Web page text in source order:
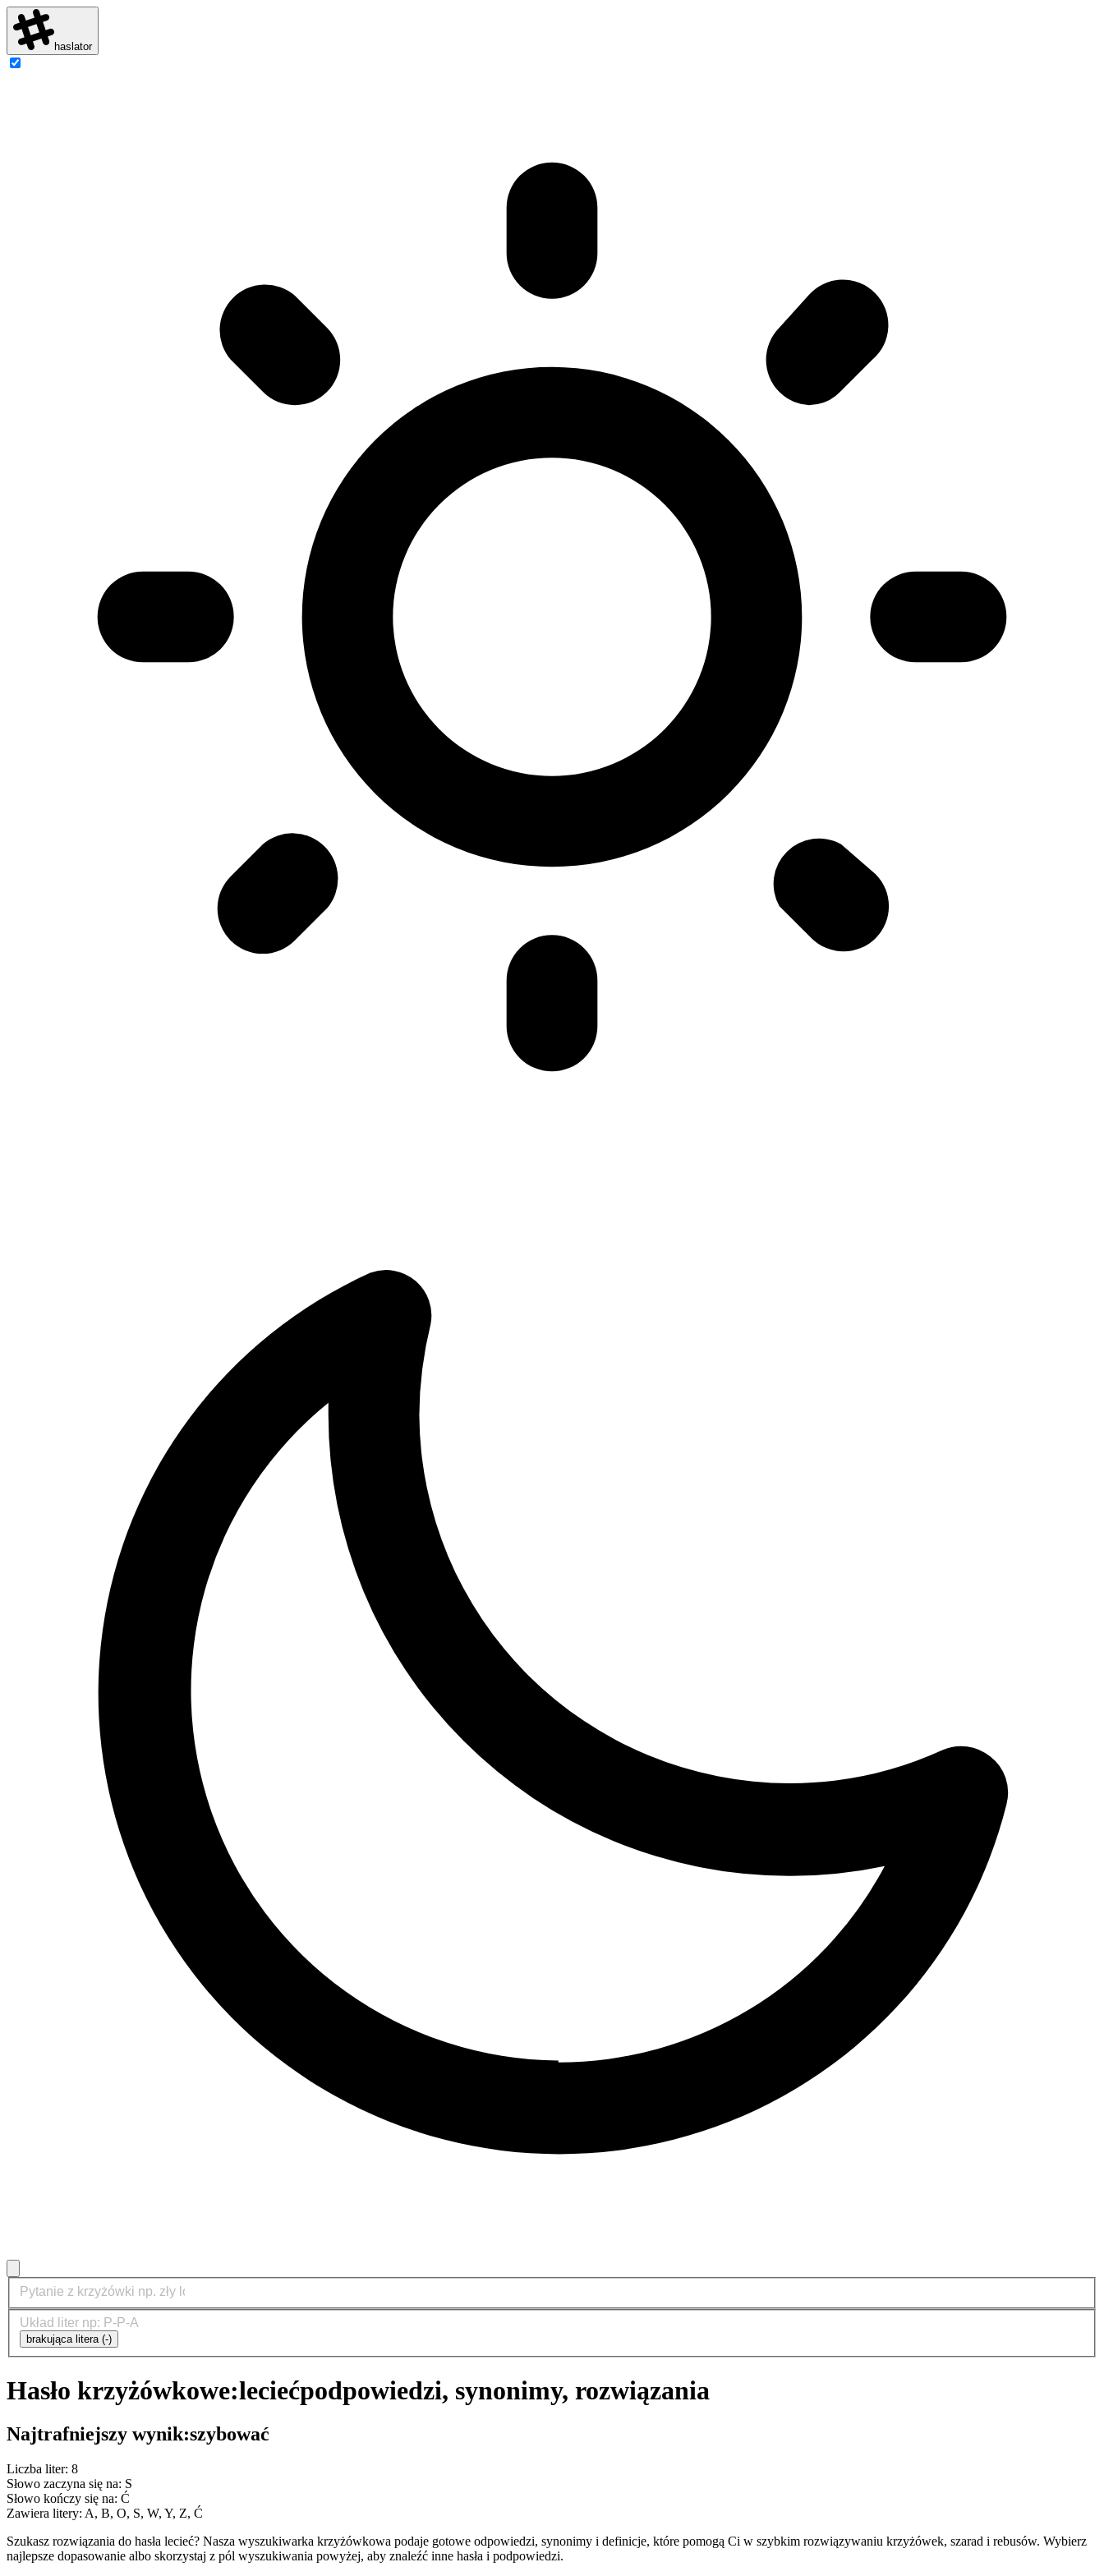
haslator
brakująca litera (-)
Hasło krzyżówkowe:leciećpodpowiedzi, synonimy, rozwiązania
Najtrafniejszy wynik:szybować
Liczba liter: 8
Słowo zaczyna się na: S
Słowo kończy się na: Ć
Zawiera litery: A, B, O, S, W, Y, Z, Ć
Szukasz rozwiązania do hasła lecieć? Nasza wyszukiwarka krzyżówkowa podaje gotowe odpowiedzi, synonimy i definicje, które pomogą Ci w szybkim rozwiązywaniu krzyżówek, szarad i rebusów. Wybierz
najlepsze dopasowanie albo skorzystaj z pól wyszukiwania powyżej, aby znaleźć inne hasła i podpowiedzi.